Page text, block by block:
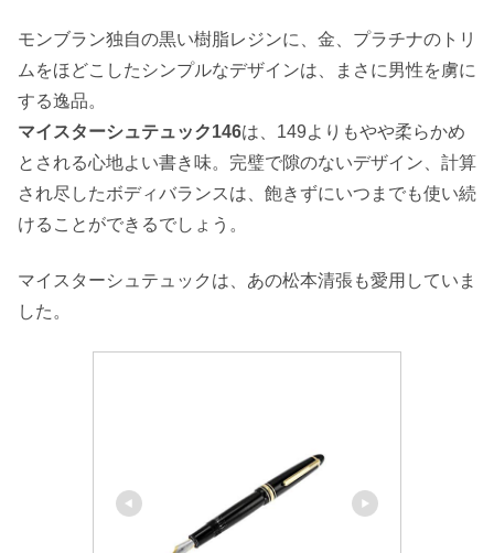
モンブラン独自の黒い樹脂レジンに、金、プラチナのトリ
ムをほどこしたシンプルなデザインは、まさに男性を虜に
する逸品。
マイスターシュテュック146は、149よりもやや柔らかめ
とされる心地よい書き味。完璧で隙のないデザイン、計算
され尽したボディバランスは、飽きずにいつまでも使い続
けることができるでしょう。
マイスターシュテュックは、あの松本清張も愛用していま
した。